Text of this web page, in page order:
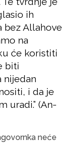
ih
bez Allahove
na
će koristiti
biti
nijedan
i da je
uradi.” (An-
neće